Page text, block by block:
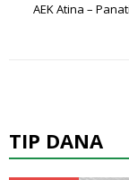
AEK Atina –
TIP DANA